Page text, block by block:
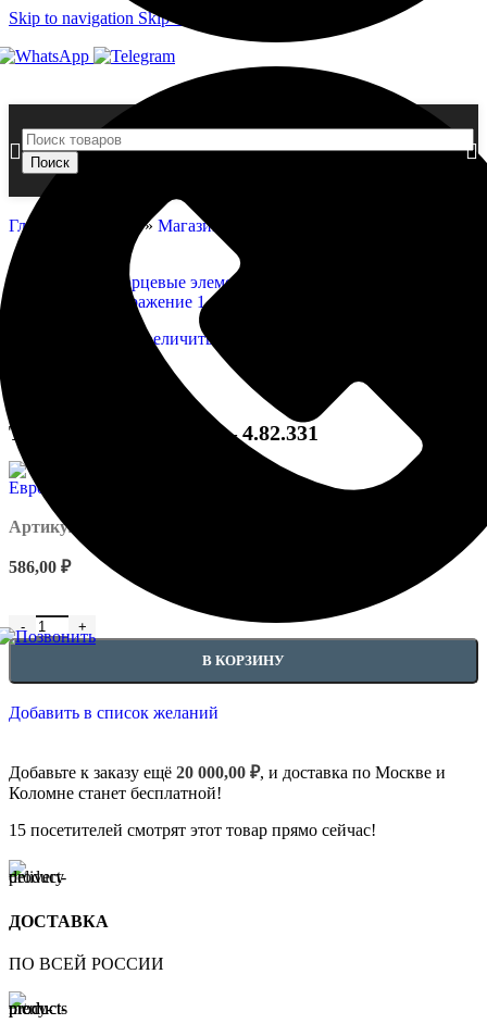
Skip to navigation Skip to main content
Поиск
Главная страница » Магазин
Нажмите, чтобы увеличить
Торцевые элементы — 4.82.331
Артикул:
586,00 ₽
В КОРЗИНУ
Добавить в список желаний
Добавьте к заказу ещё 20 000,00 ₽, и доставка по Москве и
Коломне станет бесплатной!
15 посетителей смотрят этот товар прямо сейчас!
ДОСТАВКА
ПО ВСЕЙ РОССИИ